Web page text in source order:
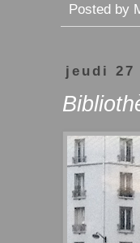
Posted by
jeudi 27